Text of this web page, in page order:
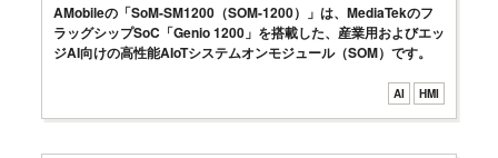
AMobileの「SoM-SM1200（SOM-1200）」は、MediaTekのフ
ラッグシップSoC「Genio 1200」を搭載した、産業用およびエッ
ジAI向けの高性能AIoTシステムオンモジュール（SOM）です。
AI HMI